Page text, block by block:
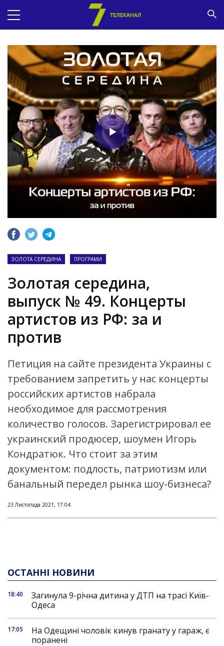
ЗОЛОТА СЕРЕДИНА ПРОГРАМИ
Золотая середина,
выпуск № 49. Концерты
артистов из РФ: за и
против
Петиция на сайте президента Украины с
требованием запретить у нас концерты
российских артистов набрала
необходимое для рассмотрения
количество голосов. Зарегистрировал ее
украинский продюсер, шоумен Игорь
Кондратюк. Что стоит за этим
документом: подлость, патриотизм или
банальный передел рынка шоу-бизнеса?
23 Листопада 2021, 17:04
ОСТАННІ НОВИНИ
18:40
Загинула 9-річна дитина у ДТП на трасі Київ-
Одеса
17:05
На Одещині чоловік кинув гранату у гараж, є
поранені